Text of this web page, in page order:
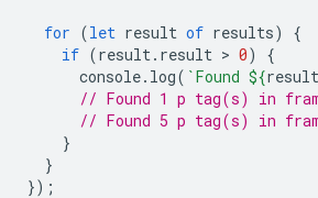
for (let result of results)
{
if (result. result > 0)
{
console. log( `Found ${result
// Found 1 p tag(s) in
// Found 5 p tag(s) in
}
}
});